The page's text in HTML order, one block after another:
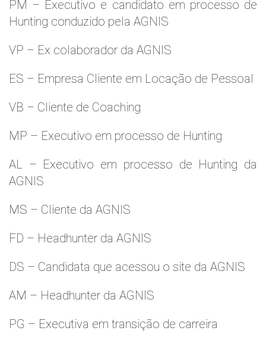
PM – Executivo e candidato em processo de
Hunting conduzido pela AGNIS
VP – Ex colaborador da AGNIS
ES – Empresa Cliente em Locação de Pessoal
VB – Cliente de Coaching
MP – Executivo em processo de Hunting
AL – Executivo em processo de Hunting da
AGNIS
MS – Cliente da AGNIS
FD – Headhunter da AGNIS
DS – Candidata que acessou o site da AGNIS
AM – Headhunter da AGNIS
PG – Executiva em transição de carreira